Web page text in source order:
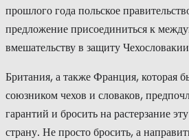
прошлого года польское
предложение присоединиться к
вмешательству в защиту
Британия, а также Франция, которая
союзником чехов и словаков,
гарантий и бросить на растерзание
страну. Не просто бросить, а